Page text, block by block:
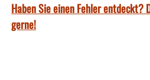
Haben Sie einen Fehler entdeckt?
gerne!